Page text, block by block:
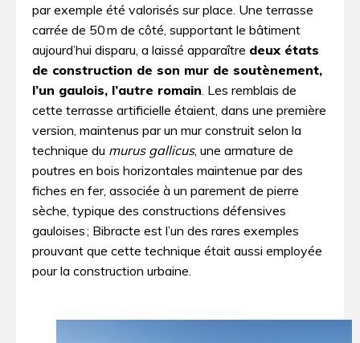
par exemple été valorisés sur place. Une terrasse
carrée de 50 m de côté, supportant le bâtiment
aujourd’hui disparu, a laissé apparaître deux états
de construction de son mur de soutènement,
l’un gaulois, l’autre romain. Les remblais de
cette terrasse artificielle étaient, dans une première
version, maintenus par un mur construit selon la
technique du murus gallicus, une armature de
poutres en bois horizontales maintenue par des
fiches en fer, associée à un parement de pierre
sèche, typique des constructions défensives
gauloises ; Bibracte est l’un des rares exemples
prouvant que cette technique était aussi employée
pour la construction urbaine.